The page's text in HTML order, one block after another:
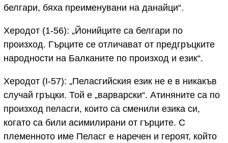
белгари, бяха преименувани на данайци“.
Херодот (1-56): „Йонийците са белгари по
произход. Гърците се отличават от предгръцките
народности на Балканите по произход и език“.
Херодот (I-57): „Пеласгийския език не е в никакъв
случай гръцки. Той е „варварски“. Атиняните са по
произход пеласги, които са сменили езика си,
когато са били асимилирани от гърците. С
племенното име Пеласг е наречен и героят, който